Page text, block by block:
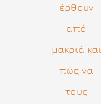
έρθουν
από
μακριά και
πώς να
τους